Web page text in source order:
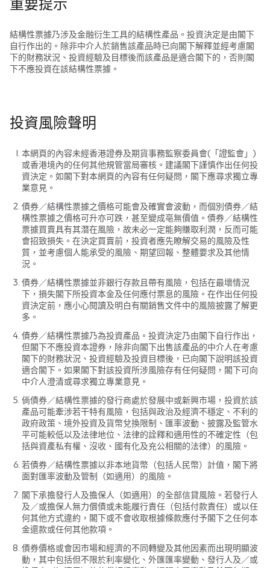
重要提示
結構性票據乃涉及金融衍生工具的結構性產品。投資決定是由閣下
自行作出的。除非中介人於銷售該產品時已向閣下解釋並經考慮閣
下的財務狀況、投資經驗及目標後而該產品是適合閣下的，否則閣
下不應投資在該結構性票據。
投資風險聲明
本網頁的內容未經香港證券及期貨事務監察委員會(「證監會」)
或香港境內的任何其他規管當局審核。建議閣下謹慎作出任何投
資決定。如閣下對本網頁的內容有任何疑問，閣下應尋求獨立專
業意見。
債券／結構性票據之價格可能會及確實會波動，而個別債券／結
構性票據之價格可升亦可跌，甚至變成亳無價值。債券／結構性
票據買賣具有其潛在風險，故未必一定能夠賺取利潤，反而可能
會招致損失。在決定買賣前，投資者應先瞭解交易的風險及性
質，並考慮個人能承受的風險、期望回報、整體要求及其他情
況。
債券／結構性票據並非銀行存款且帶有風險，包括在最壞情況
下，損失閣下所投資本金及任何應付票息的風險。在作出任何投
資決定前，應小心閱讀及明白有關銷售文件中的風險披露了解更
多。
債券／結構性票據乃為投資產品。投資決定乃由閣下自行作出，
但閣下不應投資本證券，除非向閣下出售該產品的中介人在考慮
閣下的財務狀況、投資經驗及投資目標後，已向閣下說明該投資
適合閣下。如果閣下對該投資所涉風險存有任何疑問，閣下可向
中介人澄清或尋求獨立專業意見。
倘債券／結構性票據的發行商處於發展中或新興市場，投資於該
產品可能牽涉若干特有風險，包括與政治及經濟不穩定、不利的
政府政策、境外投資及貨幣兌換限制、匯率波動、披露及監管水
平可能較低以及法律地位、法律的詮釋和適用性的不確定性（包
括與資產私有權、沒收、國有化及充公相關的法律）的風險。
若債券／結構性票據以非本地貨幣（包括人民幣）計值，閣下將
面對匯率波動及管制（如適用）的風險。
閣下承擔發行人及擔保人（如適用）的全部信貸風險。若發行人
及／或擔保人無力償債或未能履行責任（包括付款責任）或以任
何其他方式違約，閣下或不會收取根據條款應付予閣下之任何本
金還款或任何其他款項。
債券價格或會因市場和經濟的不同轉變及其他因素而出現明顯波
動，其中包括但不限於利率變化、外匯匯率變動、發行人及／或